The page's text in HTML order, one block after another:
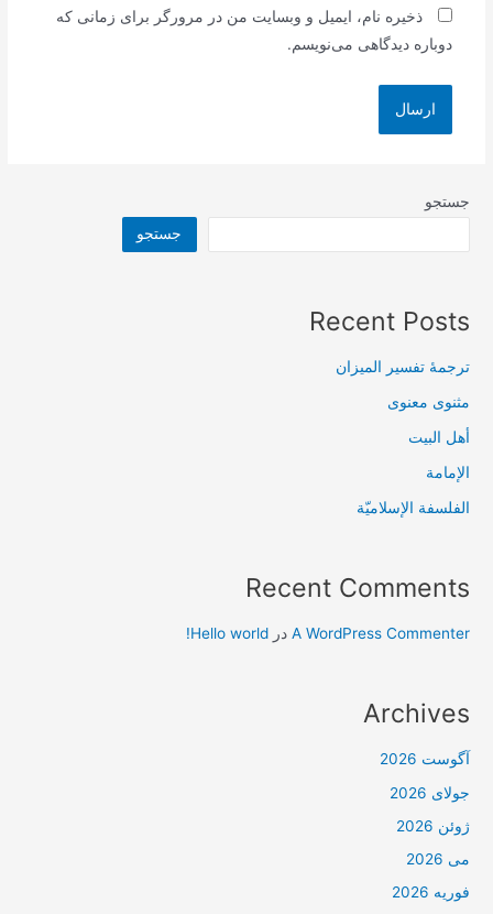
ذخیره نام، ایمیل و وبسایت من در مرورگر برای زمانی که
دوباره دیدگاهی می‌نویسم.
جستجو
جستجو
Recent Posts
ترجمۀ تفسیر المیزان
مثنوی معنوی
أهل البيت
الإمامة
الفلسفة الإسلاميّة
Recent Comments
A WordPress Commenter درHello world!
Archives
آگوست 2026
جولای 2026
ژوئن 2026
می 2026
فوریه 2026